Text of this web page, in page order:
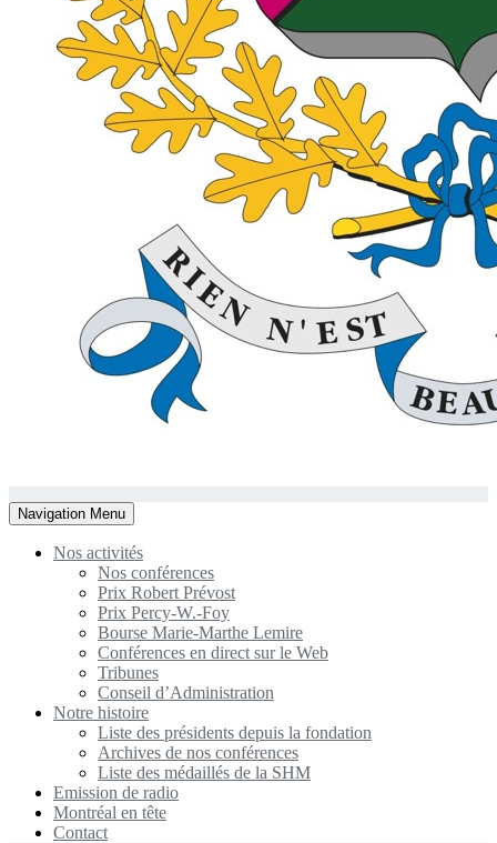
Toggle
navigation
Navigation Menu
Nos activités
Nos conférences
Prix Robert Prévost
Prix Percy-W.-Foy
Bourse Marie-Marthe Lemire
Conférences en direct sur le Web
Tribunes
Conseil d’Administration
Notre histoire
Liste des présidents depuis la fondation
Archives de nos conférences
Liste des médaillés de la SHM
Emission de radio
Montréal en tête
Contact